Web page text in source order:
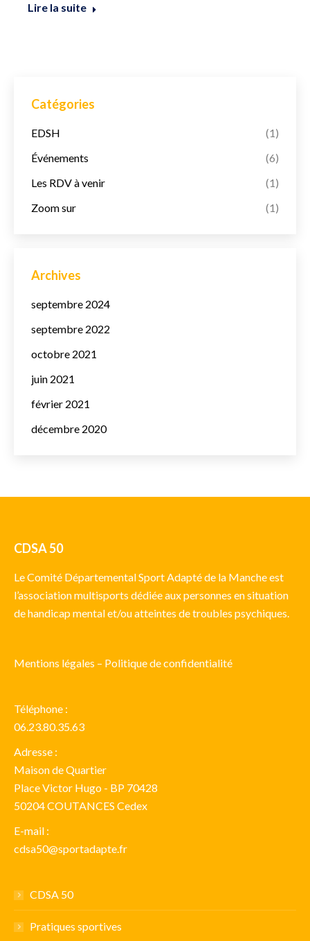
Lire la suite
Catégories
EDSH
(1)
Événements
(6)
Les RDV à venir
(1)
Zoom sur
(1)
Archives
septembre 2024
septembre 2022
octobre 2021
juin 2021
février 2021
décembre 2020
CDSA 50
Le Comité Départemental Sport Adapté de la Manche est
l’association multisports dédiée aux personnes en situation
de handicap mental et/ou atteintes de troubles psychiques.
Mentions légales – Politique de confidentialité
Téléphone :
06.23.80.35.63
Adresse :
Maison de Quartier
Place Victor Hugo - BP 70428
50204 COUTANCES Cedex
E-mail :
cdsa50@sportadapte.fr​​
CDSA 50
Pratiques sportives